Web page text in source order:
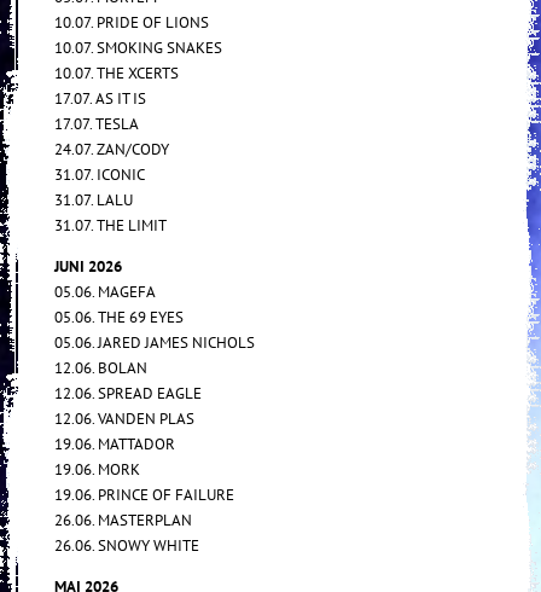
10.07. PRIDE OF LIONS
10.07. SMOKING SNAKES
10.07. THE XCERTS
17.07. AS IT IS
17.07. TESLA
24.07. ZAN/CODY
31.07. ICONIC
31.07. LALU
31.07. THE LIMIT
JUNI 2026
05.06. MAGEFA
05.06. THE 69 EYES
05.06. JARED JAMES NICHOLS
12.06. BOLAN
12.06. SPREAD EAGLE
12.06. VANDEN PLAS
19.06. MATTADOR
19.06. MORK
19.06. PRINCE OF FAILURE
26.06. MASTERPLAN
26.06. SNOWY WHITE
MAI 2026